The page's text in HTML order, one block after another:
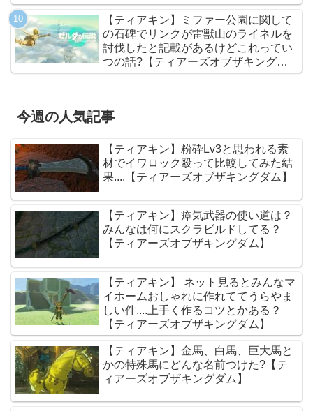
【ティアキン】ミファー公園に関して
の石碑でリンクが雷獣山のライネルを
討伐したと記載があるけどこれってい
つの話?【ティアーズオブザキングダ
ム】
今週の人気記事
【ティアキン】粉砕Lv3と思われる素
材でイワロック殴って比較してみた結
果....【ティアーズオブザキングダム】
【ティアキン】瘴気武器の使い道は？
みんなは何にスクラビルドしてる？
【ティアーズオブザキングダム】
【ティアキン】 ネット見るとみんなマ
イホームおしゃれに作れててうらやま
しい件....上手く作るコツとかある？
【ティアーズオブザキングダム】
【ティアキン】金馬、白馬、巨大馬と
かの特殊馬にどんな名前つけた?【テ
ィアーズオブザキングダム】